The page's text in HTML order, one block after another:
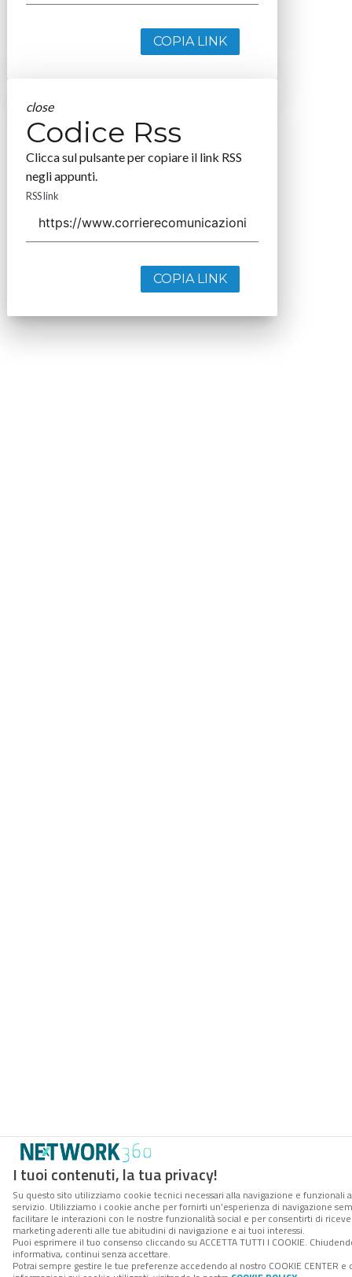
I tuoi contenuti, la tua privacy!
Su questo sito utilizziamo cookie tecnici necessari alla navigazione e funzionali
servizio. Utilizziamo i cookie anche per fornirti un’esperienza di navigazione
facilitare le interazioni con le nostre funzionalità social e per consentirti di
marketing aderenti alle tue abitudini di navigazione e ai tuoi interessi.
Puoi esprimere il tuo consenso cliccando su ACCETTA TUTTI I COOKIE.
informativa, continui senza accettare.
Potrai sempre gestire le tue preferenze accedendo al nostro COOKIE CENTER
COPIA LINK
close
Codice Rss
Clicca sul pulsante per copiare il link RSS
negli appunti.
RSS link
COPIA LINK